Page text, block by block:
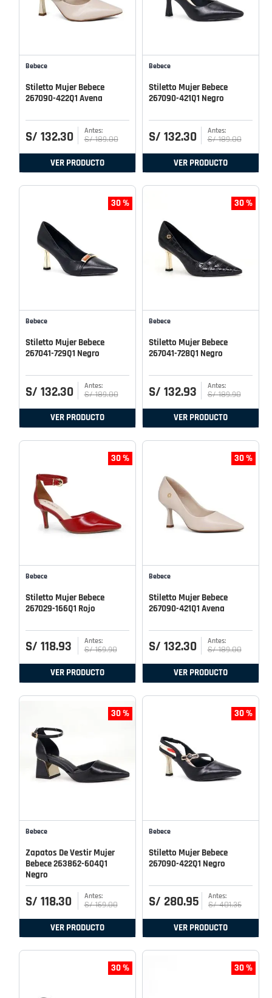
Bebece
Stiletto Mujer Bebece
267090-422Q1 Avena
S/ 132.30 S/ 189.00
VER PRODUCTO
Bebece
Stiletto Mujer Bebece
267090-421Q1 Negro
S/ 132.30 S/ 189.00
VER PRODUCTO
30 %
Bebece
Stiletto Mujer Bebece
267041-729Q1 Negro
S/ 132.30 S/ 189.00
VER PRODUCTO
30 %
Bebece
Stiletto Mujer Bebece
267041-728Q1 Negro
S/ 132.93 S/ 189.90
VER PRODUCTO
30 %
Bebece
Stiletto Mujer Bebece
267029-166Q1 Rojo
S/ 118.93 S/ 169.90
VER PRODUCTO
30 %
Bebece
Stiletto Mujer Bebece
267090-421Q1 Avena
S/ 132.30 S/ 189.00
VER PRODUCTO
30 %
Bebece
Zapatos De Vestir Mujer
Bebece 263862-604Q1
Negro
S/ 118.30 S/ 169.00
VER PRODUCTO
30 %
Bebece
Stiletto Mujer Bebece
267090-422Q1 Negro
S/ 280.95 S/ 401.36
VER PRODUCTO
30 % 30 %